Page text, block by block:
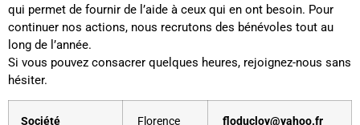
qui permet de fournir de l’aide à ceux qui en ont besoin. Pour
continuer nos actions, nous recrutons des bénévoles tout au
long de l’année.
Si vous pouvez consacrer quelques heures, rejoignez-nous sans
hésiter.
Société
Florence
floducloy@yahoo.fr